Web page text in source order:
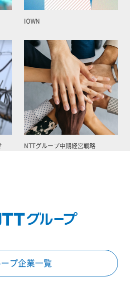
IOWN
NTTグループ中期経営戦略
プ企業一覧